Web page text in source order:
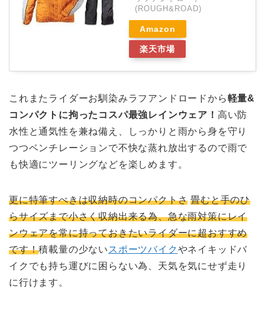
(ROUGH&ROAD)
Amazon
楽天市場
これまたライダーお馴染みラフアンドロードから軽量&
コンパクトに拘ったコスパ最強レインウェア！ 高い防
水性と通気性を兼ね備え、しっかりと雨から身を守り
つつベンチレーションで不快な蒸れ放出するので雨で
も快適にツーリングなどを楽しめます。
更に特筆すべきは収納時のコンパクトさ 畳むと手のひ
らサイズまで小さく収納出来る為、急な雨対策にレイ
ンウェアを常に持っておきたいライダーに超おすすめ
です！積載量の少ない スポーツバイク やネイキッドバ
イクでも持ち運びに困らない為、天気を気にせず走り
に行けます。